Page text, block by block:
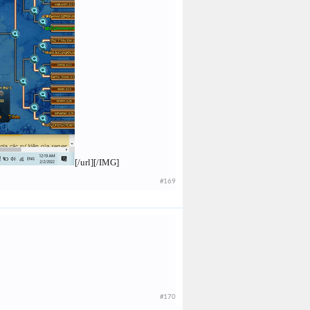
[/url][/IMG]
#169
#170